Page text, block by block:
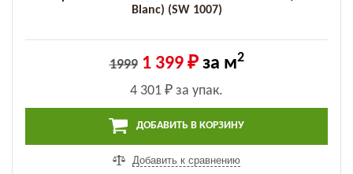
Blanc) (SW 1007)
1999 1 399 ₽за м2
4 301 ₽ за упак.
ДОБАВИТЬ В КОРЗИНУ
Добавить к сравнению